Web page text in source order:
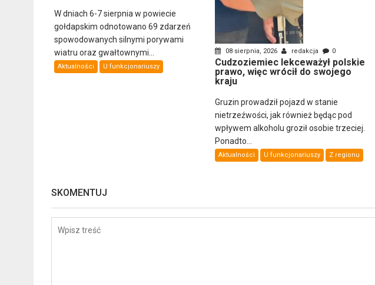
W dniach 6-7 sierpnia w powiecie
gołdapskim odnotowano 69 zdarzeń
spowodowanych silnymi porywami
wiatru oraz gwałtownymi...
Aktualności U funkcjonariuszy
08 sierpnia, 2026 redakcja 0
Cudzoziemiec lekceważył polskie
prawo, więc wrócił do swojego
kraju
Gruzin prowadził pojazd w stanie
nietrzeźwości, jak również będąc pod
wpływem alkoholu groził osobie trzeciej.
Ponadto...
Aktualności U funkcjonariuszy Z regionu
SKOMENTUJ